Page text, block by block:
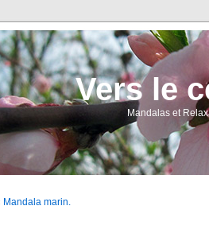
Vers le
Mandalas et
Mandala marin.